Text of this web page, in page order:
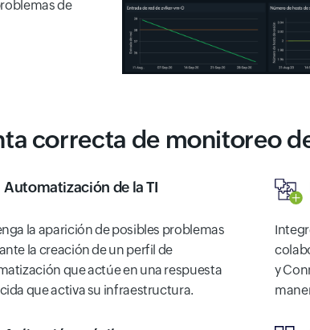
de
correcta de monitoreo
Automatización de la TI
la aparición de posibles problemas
la creación de un perfil de
que actúe en una respuesta
que activa su infraestructura.
y